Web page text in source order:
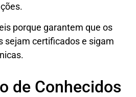
porque garantem que os
sejam certificados e sigam
de Conhecidos